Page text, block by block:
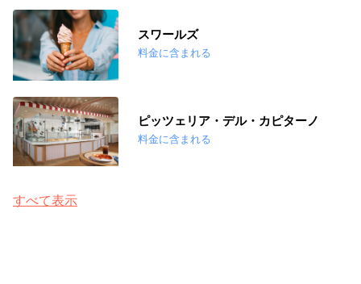
スワールズ
料金に含まれる
ピッツェリア・デル・カピターノ
料金に含まれる
すべて表示